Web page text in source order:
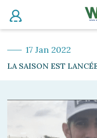
17 Jan 2022
LA SAISON EST